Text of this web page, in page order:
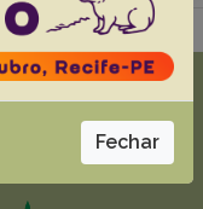
Fechar